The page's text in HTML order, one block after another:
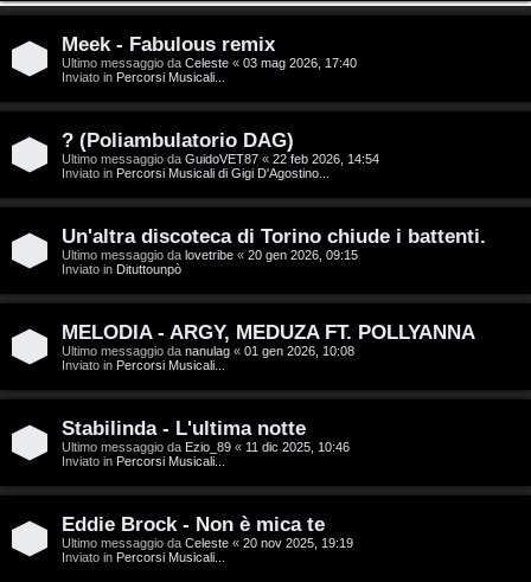
A
r
g
o
m
e
n
t
i
s
e
n
z
Meek - Fabulous remix
Ultimo messaggio da Celeste « 03 mag 2026, 17:40
Inviato in Percorsi Musicali...
? (Poliambulatorio DAG)
Ultimo messaggio da GuidoVET87 « 22 feb 2026, 14:54
Inviato in Percorsi Musicali di Gigi D'Agostino...
Un'altra discoteca di Torino chiude i battenti.
Ultimo messaggio da lovetribe « 20 gen 2026, 09:15
Inviato in Dituttounpò
MELODIA - ARGY, MEDUZA FT. POLLYANNA
Ultimo messaggio da nanulag « 01 gen 2026, 10:08
Inviato in Percorsi Musicali...
Stabilinda - L'ultima notte
Ultimo messaggio da Ezio_89 « 11 dic 2025, 10:46
Inviato in Percorsi Musicali...
Eddie Brock - Non è mica te
Ultimo messaggio da Celeste « 20 nov 2025, 19:19
Inviato in Percorsi Musicali...
T
o
p
i
c
A
t
t
i
v
i
G
i
g